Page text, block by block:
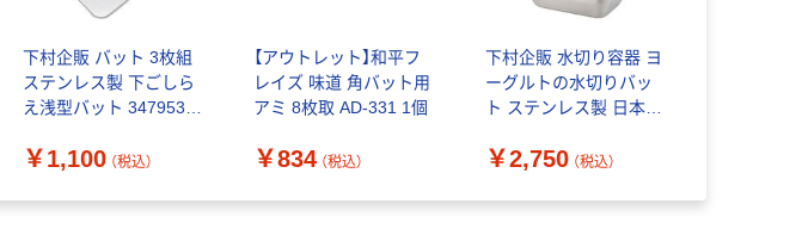
下村企販 バット 3枚組
ステンレス製 下ごしら
え浅型バット 347953 1
￥1,100 （税込）
【アウトレット】和平フ
レイズ 味道 角バット用
アミ 8枚取 AD-331 1個
￥834 （税込）
下村企販 水切り容器 ヨ
ーグルトの水切りバッ
ト ステンレス製 日本製
￥2,750 （税込）